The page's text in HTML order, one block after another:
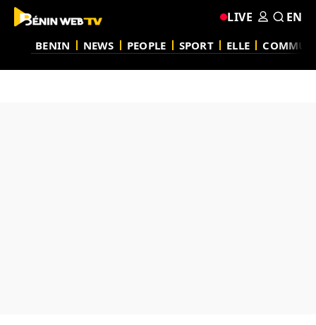
BENIN NEWS PEOPLE SPORT ELLE
LIVE EN